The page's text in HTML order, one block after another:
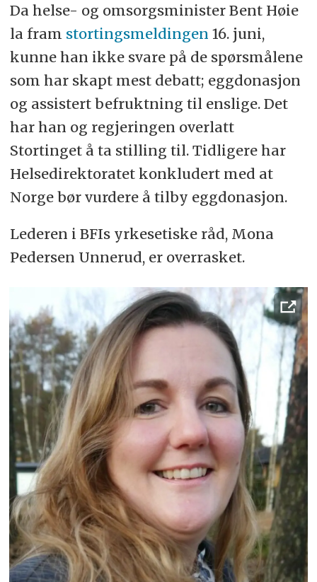
(2016-2017)) om evaluering av
bioteknologiloven i juni i år.
Meldingen skal først behandles i
Helse- og omsorgskomiteen og så i
Stortinget, sannsynligvis i løpet av
høsten.
Da helse- og omsorgsminister Bent Høie
la fram stortingsmeldingen 16. juni,
kunne han ikke svare på de spørsmålene
som har skapt mest debatt; eggdonasjon
og assistert befruktning til enslige. Det
har han og regjeringen overlatt
Stortinget å ta stilling til. Tidligere har
Helsedirektoratet konkludert med at
Norge bør vurdere å tilby eggdonasjon.
Lederen i BFIs yrkesetiske råd, Mona
Pedersen Unnerud, er overrasket.